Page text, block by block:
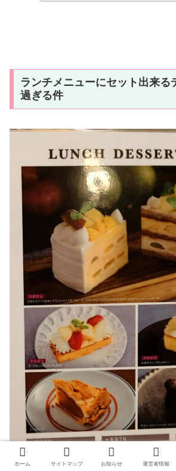
ランチメニューにセット出来る
過ぎる件
ホーム サイトマップ お知らせ 運営者情報